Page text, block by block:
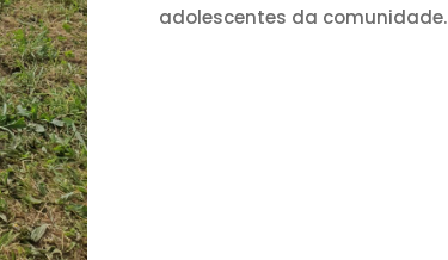
adolescentes da comunidade.